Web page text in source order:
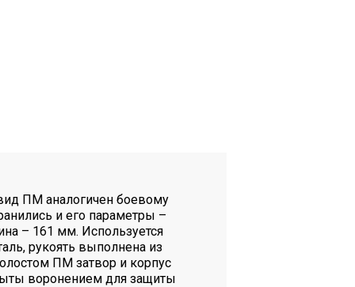
ПМ аналогичен боевому
и его параметры –
– 161 мм. Используется
рукоять выполнена из
ПМ затвор и корпус
воронением для защиты